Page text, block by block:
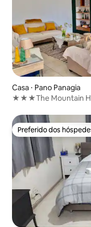
Casa ⋅ Pano Panagia
★★★The Mountain
Preferido dos
Preferido dos